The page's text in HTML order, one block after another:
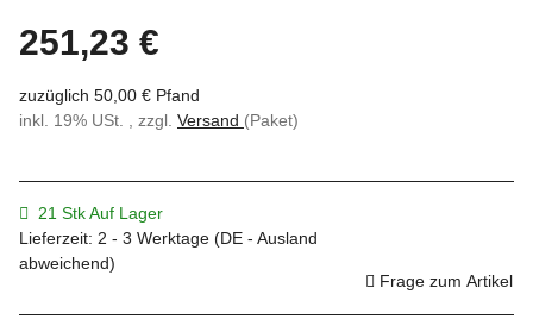
251,23 €
zuzüglich 50,00 € Pfand
inkl. 19% USt. , zzgl. Versand (Paket)
21 Stk Auf Lager
Lieferzeit: 2 - 3 Werktage (DE - Ausland
abweichend)
Frage zum Artikel